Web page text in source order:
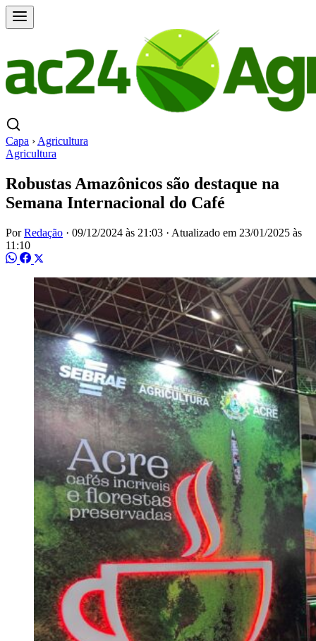
Capa › Agricultura
Agricultura
Robustas Amazônicos são destaque na
Semana Internacional do Café
PorRedação · 09/12/2024 às 21:03 · Atualizado em 23/01/2025 às
11:10